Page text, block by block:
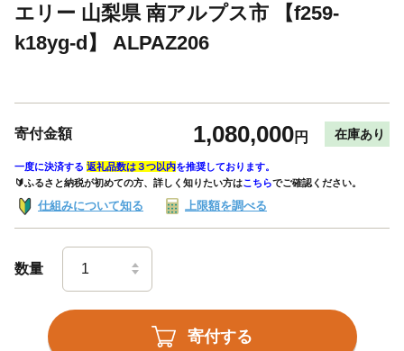
エリー 山梨県 南アルプス市 【f259-
k18yg-d】 ALPAZ206
寄付金額 1,080,000円 在庫あり
一度に決済する 返礼品数は３つ以内を推奨しております。
🔰ふるさと納税が初めての方、詳しく知りたい方はこちらでご確認ください。
仕組みについて知る 上限額を調べる
数量
寄付する